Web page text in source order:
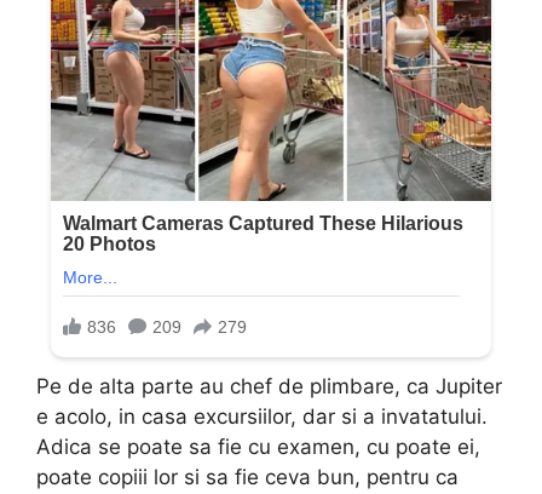
Pe de alta parte au chef de plimbare, ca Jupiter
e acolo, in casa excursiilor, dar si a invatatului.
Adica se poate sa fie cu examen, cu poate ei,
poate copiii lor si sa fie ceva bun, pentru ca